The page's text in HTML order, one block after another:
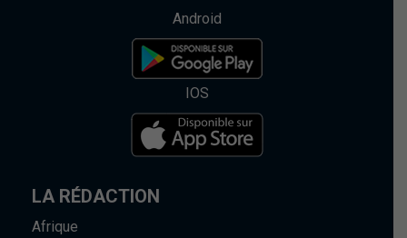
Android
IOS
LA RÉDACTION
Afrique